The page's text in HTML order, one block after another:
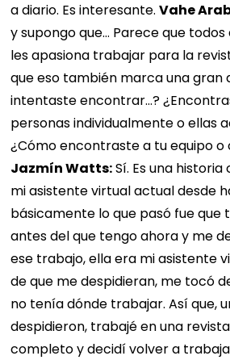
a diario. Es interesante.Vahe
y supongo que… Parece que
les apasiona trabajar para la
que eso también marca una gran
intentaste encontrar…?
personas individualmente o ellas
¿Cómo encontraste a tu equipo
Jazmín Watts:Sí. Es una
mi asistente virtual actual desde
básicamente lo que pasó fue
antes del que tengo ahora y me
ese trabajo, ella era mi asistente
de que me despidieran, me tocó
no tenía dónde trabajar. Así que,
despidieron, trabajé en una
completo y decidí volver a